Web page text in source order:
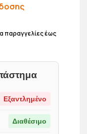
παραγγελίες έως
Εξαντλημένο
Διαθέσιμο